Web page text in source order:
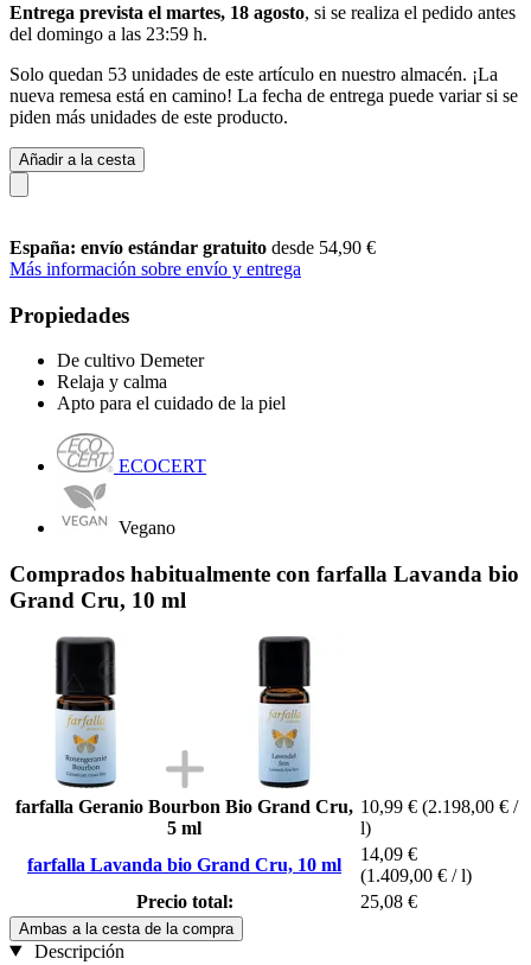
Entrega prevista el martes, 18 agosto, si se realiza el pedido antes
del domingo a las 23:59 h.
Solo quedan 53 unidades de este artículo en nuestro almacén. ¡La
nueva remesa está en camino! La fecha de entrega puede variar si se
piden más unidades de este producto.
Añadir a la cesta
España: envío estándar gratuito desde 54,90 €
Más información sobre envío y entrega
Propiedades
De cultivo Demeter
Relaja y calma
Apto para el cuidado de la piel
ECOCERT
Vegano
Comprados habitualmente con farfalla Lavanda bio
Grand Cru, 10 ml
farfalla Geranio Bourbon Bio Grand Cru,
5 ml
10,99 € (2.198,00 € /
l)
farfalla Lavanda bio Grand Cru, 10 ml
14,09 €
(1.409,00 € / l)
Precio total:
25,08 €
Ambas a la cesta de la compra
Descripción